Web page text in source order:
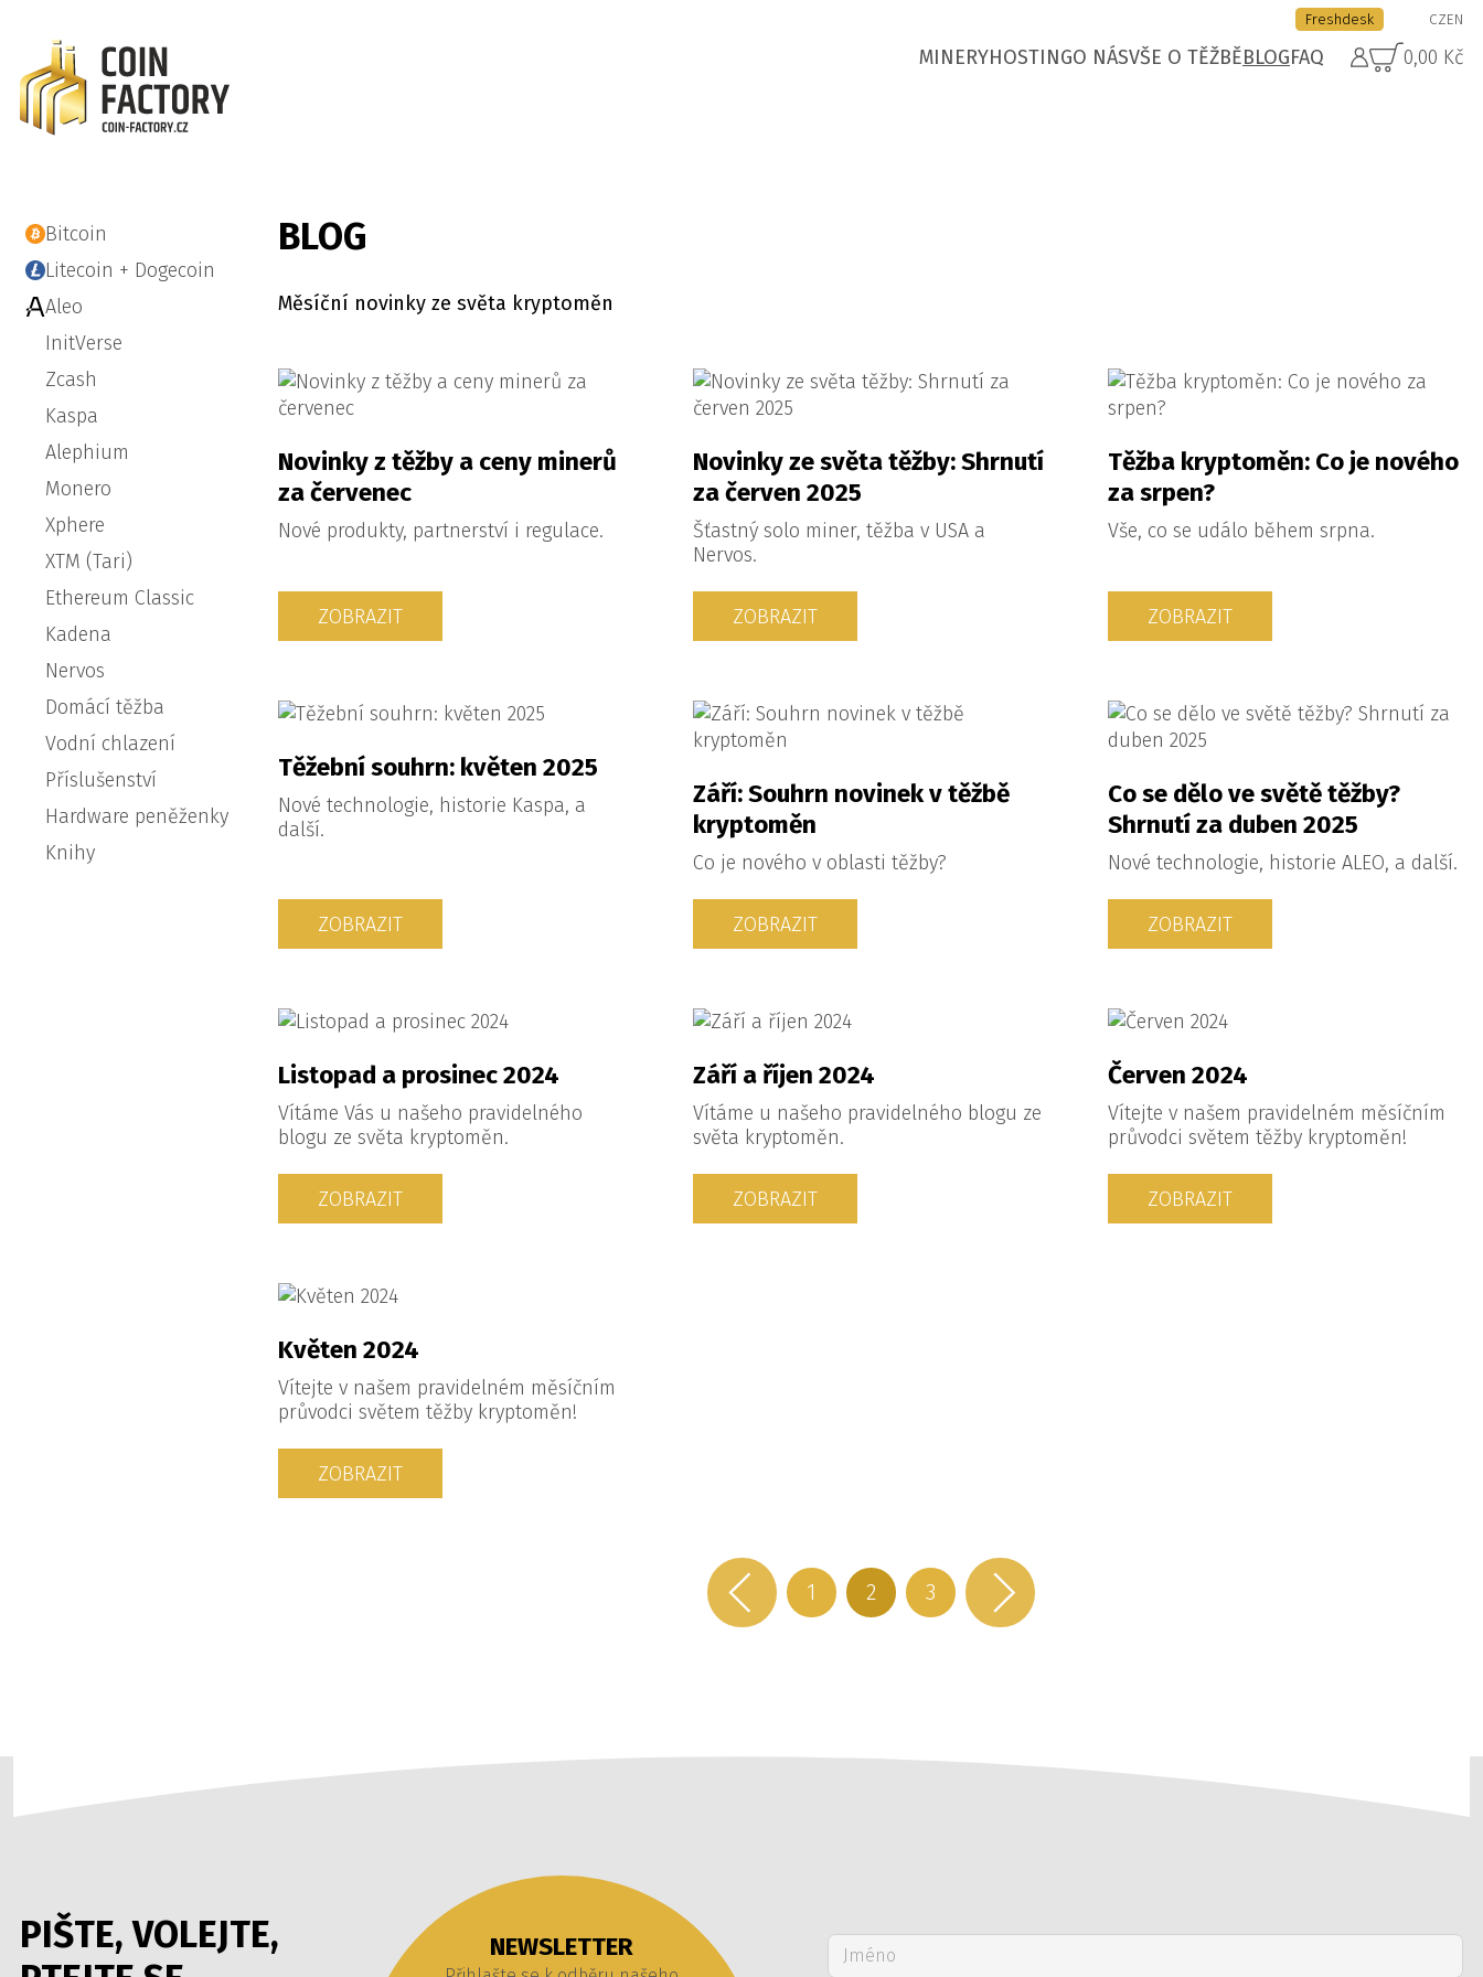
MINERYHOSTINGO NÁSVŠE O TĚŽBĚBLOGFAQ 0,00 Kč
CZEN
Freshdesk
Bitcoin
Litecoin + Dogecoin
Aleo
InitVerse
Zcash
Kaspa
Alephium
Monero
Xphere
XTM (Tari)
Ethereum Classic
Kadena
Nervos
Domácí těžba
Vodní chlazení
Příslušenství
Hardware peněženky
Knihy
BLOG
Měsíční novinky ze světa kryptoměn
Novinky z těžby a ceny minerů
za červenec
Nové produkty, partnerství i regulace.
ZOBRAZIT
Novinky ze světa těžby: Shrnutí
za červen 2025
Šťastný solo miner, těžba v USA a
Nervos.
ZOBRAZIT
Těžba kryptoměn: Co je nového
za srpen?
Vše, co se událo během srpna.
ZOBRAZIT
Těžební souhrn: květen 2025
Nové technologie, historie Kaspa, a
další.
ZOBRAZIT
Září: Souhrn novinek v těžbě
kryptoměn
Co je nového v oblasti těžby?
ZOBRAZIT
Co se dělo ve světě těžby?
Shrnutí za duben 2025
Nové technologie, historie ALEO, a další.
ZOBRAZIT
Listopad a prosinec 2024
Vítáme Vás u našeho pravidelného
blogu ze světa kryptoměn.
ZOBRAZIT
Září a říjen 2024
Vítáme u našeho pravidelného blogu ze
světa kryptoměn.
ZOBRAZIT
Červen 2024
Vítejte v našem pravidelném měsíčním
průvodci světem těžby kryptoměn!
ZOBRAZIT
Květen 2024
Vítejte v našem pravidelném měsíčním
průvodci světem těžby kryptoměn!
ZOBRAZIT
1 2 3
PIŠTE, VOLEJTE,
NEWSLETTER